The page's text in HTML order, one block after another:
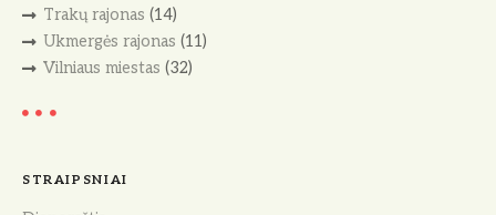
Trakų rajonas (14)
Ukmergės rajonas (11)
Vilniaus miestas (32)
STRAIPSNIAI